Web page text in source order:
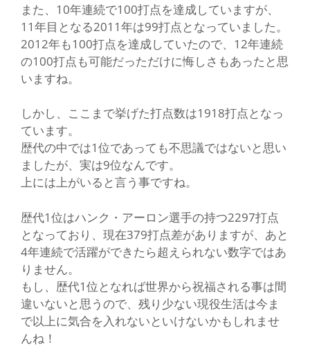
また、10年連続で100打点を達成していますが、
11年目となる2011年は99打点となっていました。
2012年も100打点を達成していたので、12年連続
の100打点も可能だっただけに悔しさもあったと思
いますね。
しかし、ここまで挙げた打点数は1918打点となっ
ています。
歴代の中では1位であっても不思議ではないと思い
ましたが、実は9位なんです。
上には上がいると言う事ですね。
歴代1位はハンク・アーロン選手の持つ2297打点
となっており、現在379打点差がありますが、あと
4年連続で活躍ができたら超えられない数字ではあ
りません。
もし、歴代1位となれば世界から祝福される事は間
違いないと思うので、残り少ない現役生活は今ま
で以上に気合を入れないといけないかもしれませ
んね！